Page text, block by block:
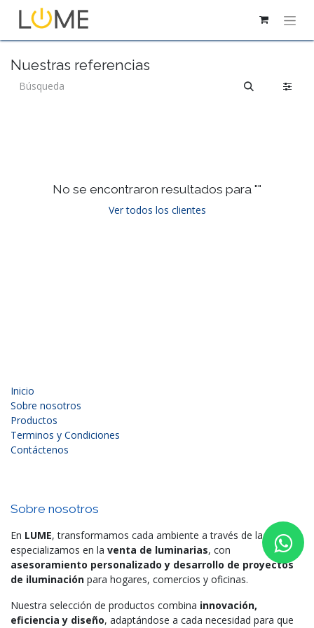
Nuestras referencias
No se encontraron resultados para ""
Ver todos los clientes
Inicio
Sobre nosotros
Productos
Terminos y Condiciones
Contáctenos
Sobre nosotros
En LUME, transformamos cada ambiente a través de la luz. Nos
especializamos en la venta de luminarias, con
asesoramiento personalizado y desarrollo de proyectos
de iluminación para hogares, comercios y oficinas.
Nuestra selección de productos combina innovación,
eficiencia y diseño, adaptándose a cada necesidad para que